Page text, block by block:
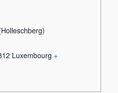
Luxembourg +